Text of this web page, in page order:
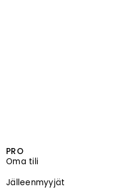
PRO
Oma tili
Jälleenmyyjät